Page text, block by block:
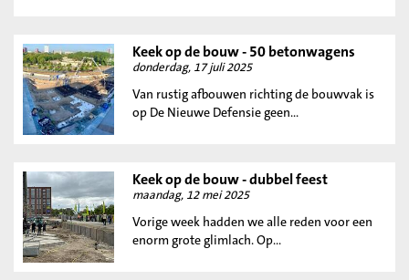
Keek op de bouw - 50 betonwagens
donderdag, 17 juli 2025
Van rustig afbouwen richting de bouwvak is
op De Nieuwe Defensie geen...
Keek op de bouw - dubbel feest
maandag, 12 mei 2025
Vorige week hadden we alle reden voor een
enorm grote glimlach. Op...